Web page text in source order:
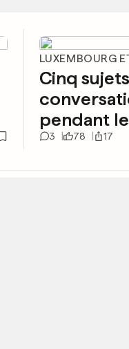
LUXEMBOURG
Cinq
pendant
3 78 17